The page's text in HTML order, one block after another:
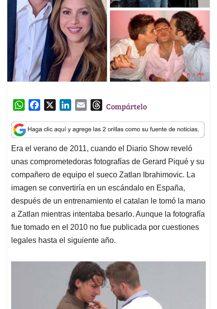
W
a
t
s
A
p
p
c
e
b
o
o
k
n
k
e
d
I
n
a
i
l
T
r
e
a
d
s
Compártelo
Era el verano de 2011, cuando el Diario Show reveló
unas comprometedoras fotografías de Gerard Piqué y su
compañero de equipo el sueco Zatlan Ibrahimovic. La
imagen se convertiría en un escándalo en España,
después de un entrenamiento el catalan le tomó la mano
a Zatlan mientras intentaba besarlo. Aunque la fotografía
fue tomado en el 2010 no fue publicada por cuestiones
legales hasta el siguiente año.